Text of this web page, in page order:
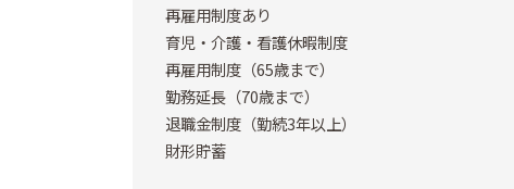
再雇用制度あり
育児・介護・看護休暇制度
再雇用制度（65歳まで）
勤務延長（70歳まで）
退職金制度（勤続3年以上）
財形貯蓄